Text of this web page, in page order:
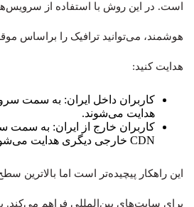
هوشمند، می‌توانید ترافیک را براساس
هدایت کنید:
هدایت می‌شوند.
کاربران خارج از ایران: به سمت
CDN خارجی دیگری هدایت می‌شوند.
این راهکار پیچیده‌تر است اما بالاترین
برای سایت‌های بین‌المللی فراهم می‌کند.